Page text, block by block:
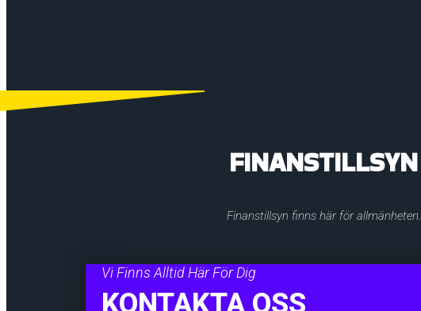
FINANSTILLSYN
Finanstillsyn finns här för allmänheten.
Vi Finns Alltid Här För Dig
KONTAKTA OSS